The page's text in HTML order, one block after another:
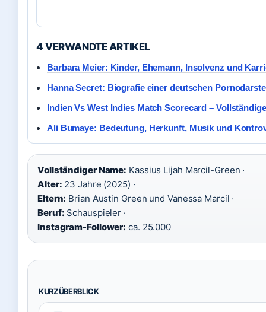
4 VERWANDTE ARTIKEL
Barbara Meier: Kinder, Ehemann, Insolvenz und
Hanna Secret: Biografie einer deutschen
Indien Vs West Indies Match Scorecard –
Ali Bumaye: Bedeutung, Herkunft, Musik und
Vollständiger Name: Kassius Lijah Marcil-Green ·
Alter: 23 Jahre (2025) ·
Eltern: Brian Austin Green und Vanessa Marcil ·
Beruf: Schauspieler ·
Instagram-Follower: ca. 25.000
KURZÜBERBLICK